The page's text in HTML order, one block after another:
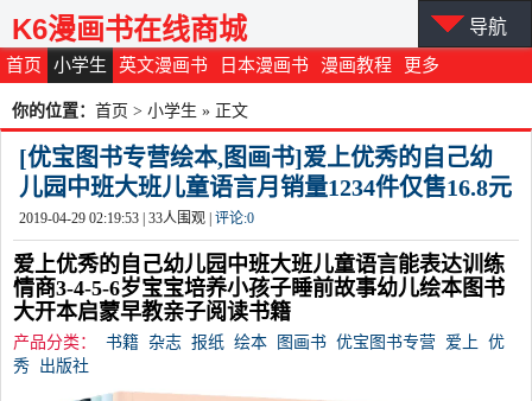
首页 小学生 英文漫画书 日本漫画书 漫画教程 更多
K6漫画书在线商城 导航
你的位置： 首页 > 小学生 » 正文
[优宝图书专营绘本,图画书]爱上优秀的自己幼
儿园中班大班儿童语言月销量1234件仅售16.8元
2019-04-29 02:19:53 | 33人围观 | 评论:0
爱上优秀的自己幼儿园中班大班儿童语言能表达训练
情商3-4-5-6岁宝宝培养小孩子睡前故事幼儿绘本图书
大开本启蒙早教亲子阅读书籍
产品分类： 书籍 杂志 报纸 绘本 图画书 优宝图书专营 爱上 优
秀 出版社